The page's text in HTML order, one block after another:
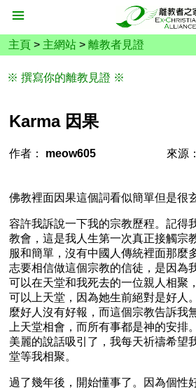
主頁 > 主網站 > 離教者見證
※ 撰寫你的離教見證 ※
Karma 因果
作者： meow605 來源
佛教裡面因果這個詞看似簡單但是很玄
容許我訴說一下我的宗教歷程。記得
教會，這是我人生第一次真正接觸宗
服和簡單，沒有中國人傳統裡面那麼
志要相信做這個宗教的信徒，是因為
可以在天堂和我死去的一位親人相聚
可以上天堂，因為她生前絕對是好人
麼好人沒有好報，而這個宗教告訴我
上天堂相會，而所有事都是神的安排
美麗的說話吸引了，我每天祈禱希望
堂等我相聚。
過了幾年後，開始懂事了。因為個性